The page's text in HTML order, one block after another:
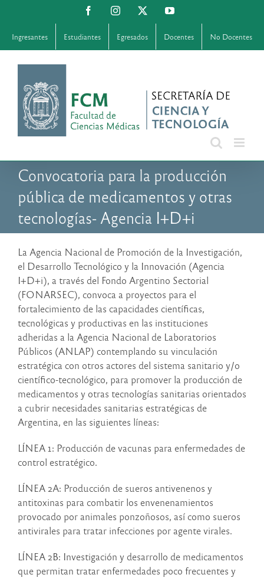
contenido
FacebookInstagram YouTube
Ingresantes Estudiantes Egresados Docentes No Docentes
Convocatoria para la producción
pública de medicamentos y otras
tecnologías- Agencia I+D+i
La Agencia Nacional de Promoción de la Investigación,
el Desarrollo Tecnológico y la Innovación (Agencia
I+D+i), a través del Fondo Argentino Sectorial
(FONARSEC), convoca a proyectos para el
fortalecimiento de las capacidades científicas,
tecnológicas y productivas en las instituciones
adheridas a la Agencia Nacional de Laboratorios
Públicos (ANLAP) contemplando su vinculación
estratégica con otros actores del sistema sanitario y/o
científico-tecnológico, para promover la producción de
medicamentos y otras tecnologías sanitarias orientados
a cubrir necesidades sanitarias estratégicas de
Argentina, en las siguientes líneas:
LÍNEA 1: Producción de vacunas para enfermedades de
control estratégico.
LÍNEA 2A: Producción de sueros antivenenos y
antitoxinas para combatir los envenenamientos
provocado por animales ponzoñosos, así como sueros
antivirales para tratar infecciones por agente virales.
LÍNEA 2B: Investigación y desarrollo de medicamentos
que permitan tratar enfermedades poco frecuentes y